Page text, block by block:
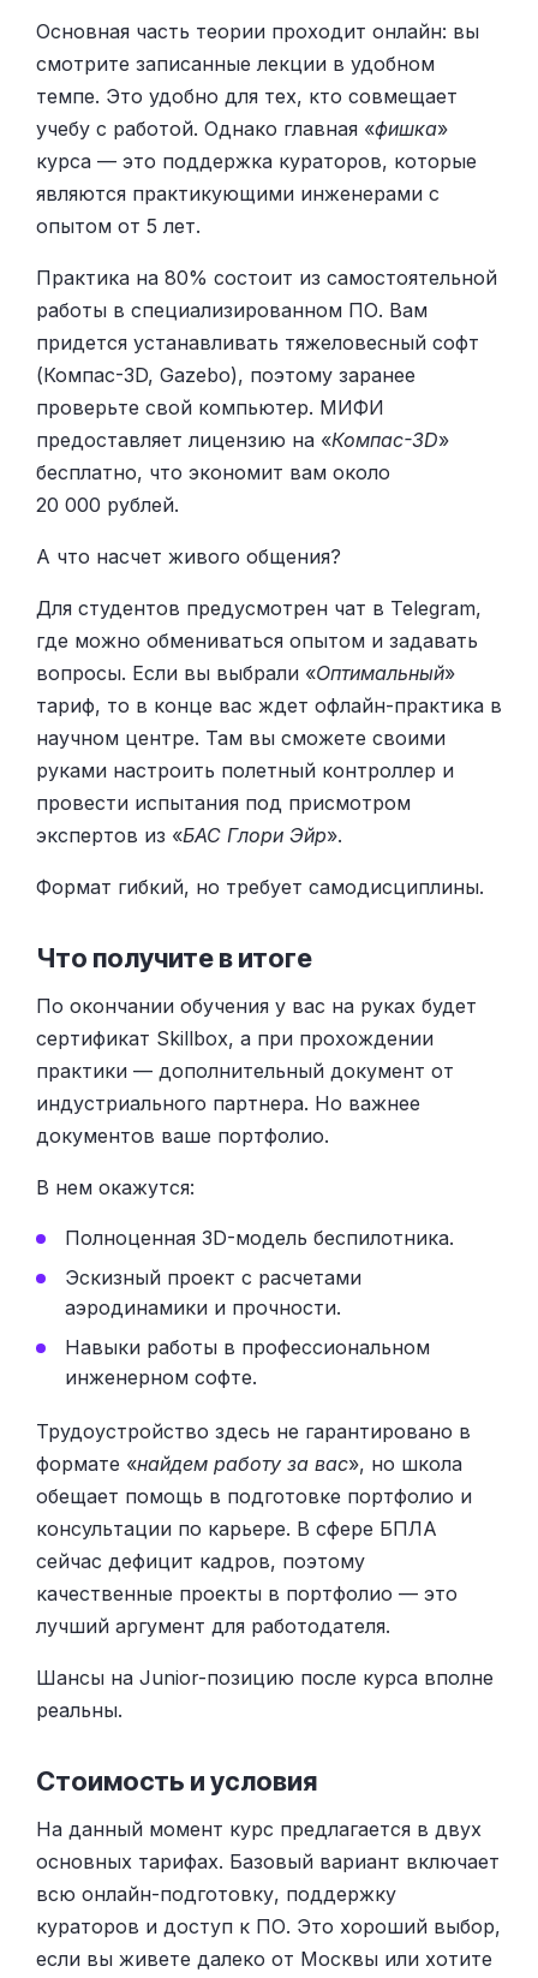
Основная часть теории проходит онлайн: вы
смотрите записанные лекции в удобном
темпе. Это удобно для тех, кто совмещает
учебу с работой. Однако главная «фишка»
курса — это поддержка кураторов, которые
являются практикующими инженерами с
опытом от 5 лет.
Практика на 80% состоит из самостоятельной
работы в специализированном ПО. Вам
придется устанавливать тяжеловесный софт
(Компас-3D, Gazebo), поэтому заранее
проверьте свой компьютер. МИФИ
предоставляет лицензию на «Компас-3D»
бесплатно, что экономит вам около
20 000 рублей.
А что насчет живого общения?
Для студентов предусмотрен чат в Telegram,
где можно обмениваться опытом и задавать
вопросы. Если вы выбрали «Оптимальный»
тариф, то в конце вас ждет офлайн-практика в
научном центре. Там вы сможете своими
руками настроить полетный контроллер и
провести испытания под присмотром
экспертов из «БАС Глори Эйр».
Формат гибкий, но требует самодисциплины.
Что получите в итоге
По окончании обучения у вас на руках будет
сертификат Skillbox, а при прохождении
практики — дополнительный документ от
индустриального партнера. Но важнее
документов ваше портфолио.
В нем окажутся:
Полноценная 3D-модель беспилотника.
Эскизный проект с расчетами
аэродинамики и прочности.
Навыки работы в профессиональном
инженерном софте.
Трудоустройство здесь не гарантировано в
формате «найдем работу за вас», но школа
обещает помощь в подготовке портфолио и
консультации по карьере. В сфере БПЛА
сейчас дефицит кадров, поэтому
качественные проекты в портфолио — это
лучший аргумент для работодателя.
Шансы на Junior-позицию после курса вполне
реальны.
Стоимость и условия
На данный момент курс предлагается в двух
основных тарифах. Базовый вариант включает
всю онлайн-подготовку, поддержку
кураторов и доступ к ПО. Это хороший выбор,
если вы живете далеко от Москвы или хотите